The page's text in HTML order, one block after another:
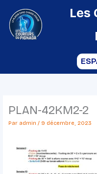
contenu
Les
PLAN-42KM2-2
Par admin / 9 décembre, 2023